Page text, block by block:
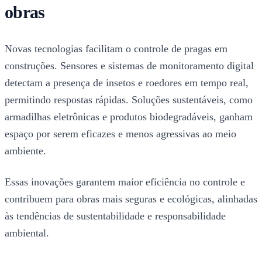
obras
Novas tecnologias facilitam o controle de pragas em
construções. Sensores e sistemas de monitoramento digital
detectam a presença de insetos e roedores em tempo real,
permitindo respostas rápidas. Soluções sustentáveis, como
armadilhas eletrônicas e produtos biodegradáveis, ganham
espaço por serem eficazes e menos agressivas ao meio
ambiente.
Essas inovações garantem maior eficiência no controle e
contribuem para obras mais seguras e ecológicas, alinhadas
às tendências de sustentabilidade e responsabilidade
ambiental.